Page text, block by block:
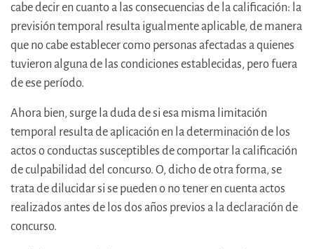
cabe decir en cuanto a las consecuencias de la calificación: la
previsión temporal resulta igualmente aplicable, de manera
que no cabe establecer como personas afectadas a quienes
tuvieron alguna de las condiciones establecidas, pero fuera
de ese período.
Ahora bien, surge la duda de si esa misma limitación
temporal resulta de aplicación en la determinación de los
actos o conductas susceptibles de comportar la calificación
de culpabilidad del concurso. O, dicho de otra forma, se
trata de dilucidar si se pueden o no tener en cuenta actos
realizados antes de los dos años previos a la declaración de
concurso.